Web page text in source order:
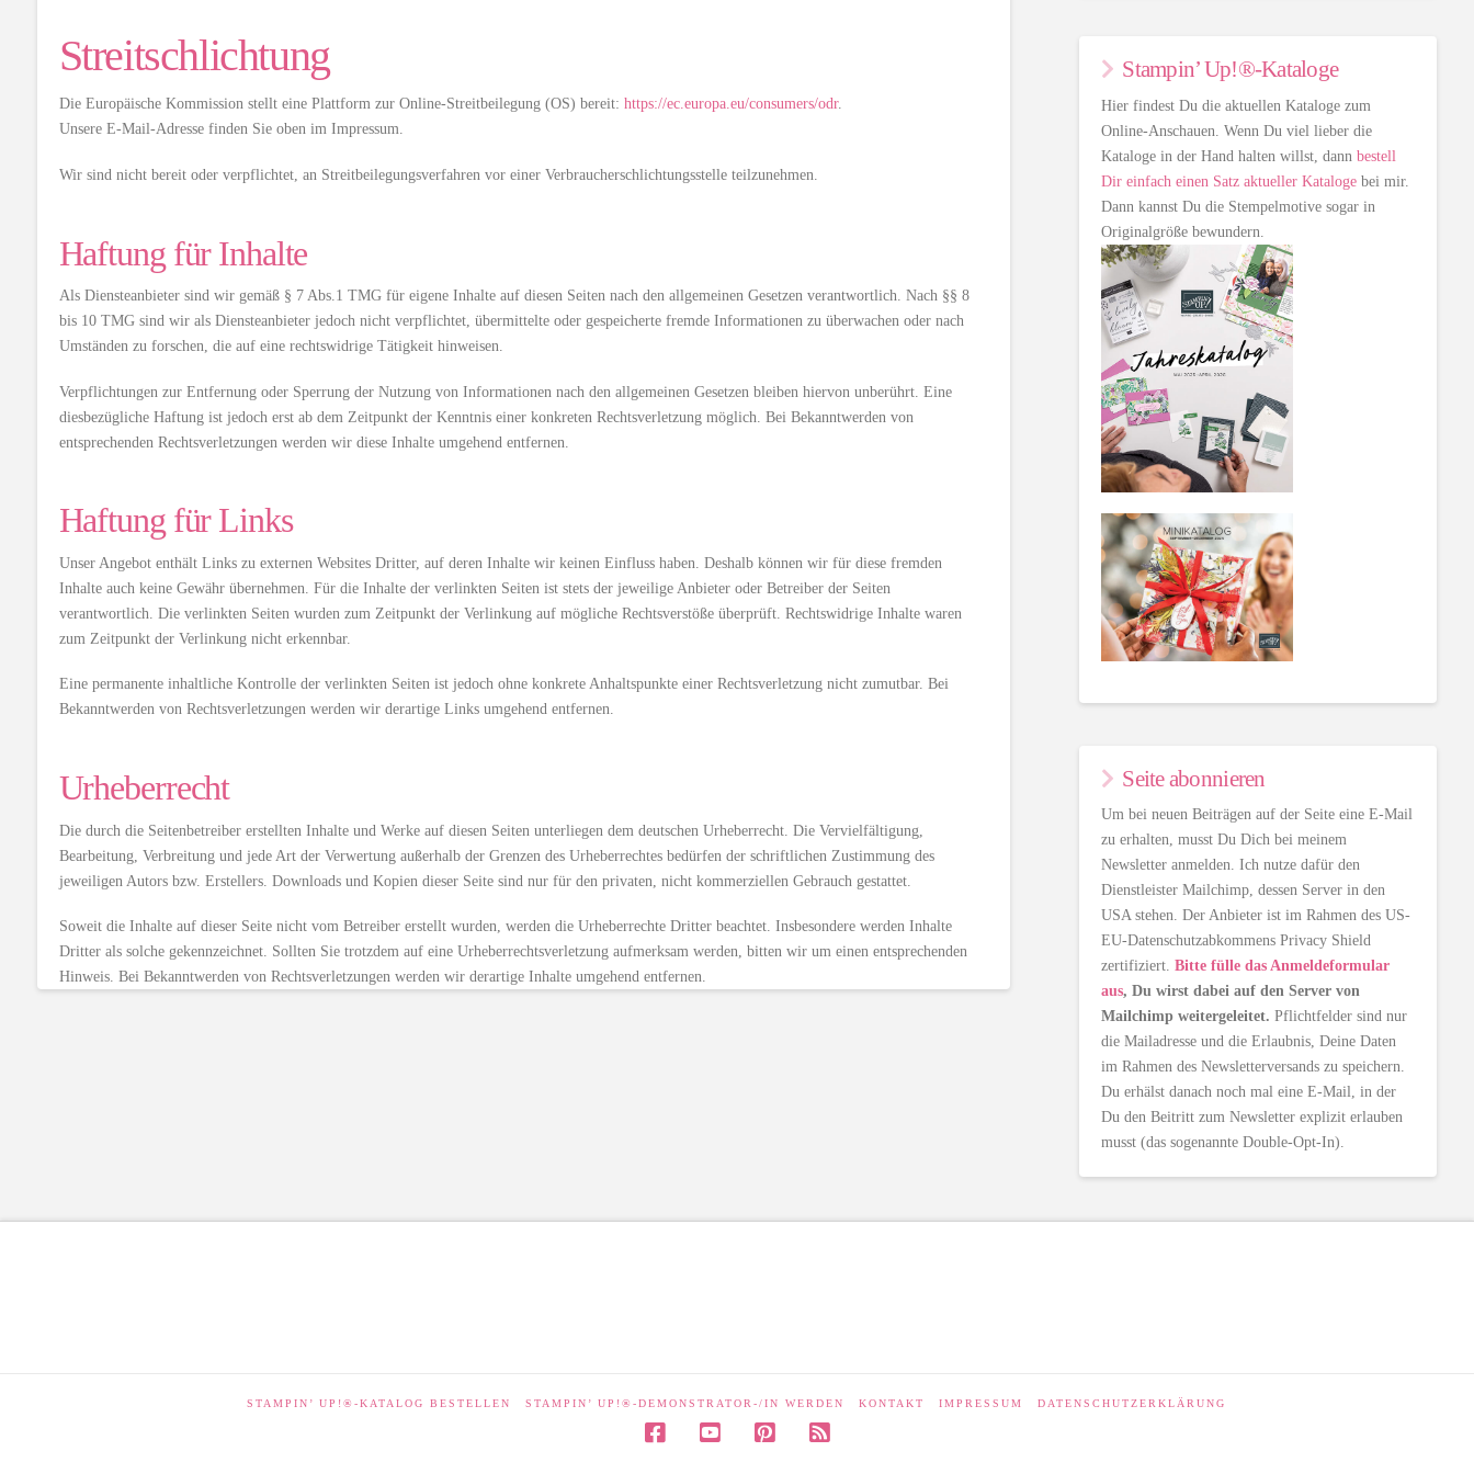
Streitschlichtung
Die Europäische Kommission stellt eine Plattform zur Online-Streitbeilegung (OS) bereit: https://ec.europa.eu/consumers/odr.
Unsere E-Mail-Adresse finden Sie oben im Impressum.
Wir sind nicht bereit oder verpflichtet, an Streitbeilegungsverfahren vor einer Verbraucherschlichtungsstelle teilzunehmen.
Haftung für Inhalte
Als Diensteanbieter sind wir gemäß § 7 Abs.1 TMG für eigene Inhalte auf diesen Seiten nach den allgemeinen Gesetzen verantwortlich. Nach §§ 8
bis 10 TMG sind wir als Diensteanbieter jedoch nicht verpflichtet, übermittelte oder gespeicherte fremde Informationen zu überwachen oder nach
Umständen zu forschen, die auf eine rechtswidrige Tätigkeit hinweisen.
Verpflichtungen zur Entfernung oder Sperrung der Nutzung von Informationen nach den allgemeinen Gesetzen bleiben hiervon unberührt. Eine
diesbezügliche Haftung ist jedoch erst ab dem Zeitpunkt der Kenntnis einer konkreten Rechtsverletzung möglich. Bei Bekanntwerden von
entsprechenden Rechtsverletzungen werden wir diese Inhalte umgehend entfernen.
Haftung für Links
Unser Angebot enthält Links zu externen Websites Dritter, auf deren Inhalte wir keinen Einfluss haben. Deshalb können wir für diese fremden
Inhalte auch keine Gewähr übernehmen. Für die Inhalte der verlinkten Seiten ist stets der jeweilige Anbieter oder Betreiber der Seiten
verantwortlich. Die verlinkten Seiten wurden zum Zeitpunkt der Verlinkung auf mögliche Rechtsverstöße überprüft. Rechtswidrige Inhalte waren
zum Zeitpunkt der Verlinkung nicht erkennbar.
Eine permanente inhaltliche Kontrolle der verlinkten Seiten ist jedoch ohne konkrete Anhaltspunkte einer Rechtsverletzung nicht zumutbar. Bei
Bekanntwerden von Rechtsverletzungen werden wir derartige Links umgehend entfernen.
Urheberrecht
Die durch die Seitenbetreiber erstellten Inhalte und Werke auf diesen Seiten unterliegen dem deutschen Urheberrecht. Die Vervielfältigung,
Bearbeitung, Verbreitung und jede Art der Verwertung außerhalb der Grenzen des Urheberrechtes bedürfen der schriftlichen Zustimmung des
jeweiligen Autors bzw. Erstellers. Downloads und Kopien dieser Seite sind nur für den privaten, nicht kommerziellen Gebrauch gestattet.
Soweit die Inhalte auf dieser Seite nicht vom Betreiber erstellt wurden, werden die Urheberrechte Dritter beachtet. Insbesondere werden Inhalte
Dritter als solche gekennzeichnet. Sollten Sie trotzdem auf eine Urheberrechtsverletzung aufmerksam werden, bitten wir um einen entsprechenden
Hinweis. Bei Bekanntwerden von Rechtsverletzungen werden wir derartige Inhalte umgehend entfernen.
Stampin’ Up!®-Kataloge
Hier findest Du die aktuellen Kataloge zum
Online-Anschauen. Wenn Du viel lieber die
Kataloge in der Hand halten willst, dannbestell
Dir einfach einen Satz aktueller Kataloge bei mir.
Dann kannst Du die Stempelmotive sogar in
Originalgröße bewundern.
Seite abonnieren
Um bei neuen Beiträgen auf der Seite eine E-Mail
zu erhalten, musst Du Dich bei meinem
Newsletter anmelden. Ich nutze dafür den
Dienstleister Mailchimp, dessen Server in den
USA stehen. Der Anbieter ist im Rahmen des US-
EU-Datenschutzabkommens Privacy Shield
zertifiziert.Bitte fülle das Anmeldeformular
aus, Du wirst dabei auf den Server von
Mailchimp weitergeleitet. Pflichtfelder sind nur
die Mailadresse und die Erlaubnis, Deine Daten
im Rahmen des Newsletterversands zu speichern.
Du erhälst danach noch mal eine E-Mail, in der
Du den Beitritt zum Newsletter explizit erlauben
musst (das sogenannte Double-Opt-In).
STAMPIN’ UP!®-KATALOG BESTELLEN STAMPIN’ UP!®-DEMONSTRATOR-/IN WERDEN KONTAKT IMPRESSUM DATENSCHUTZERKLÄRUNG